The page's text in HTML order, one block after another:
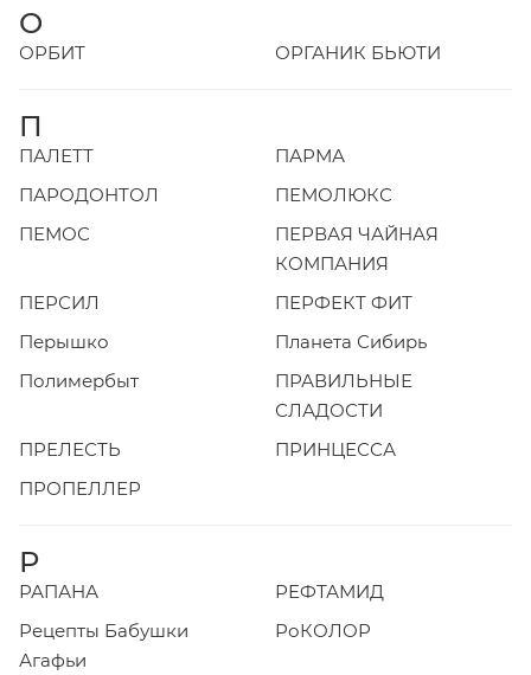
О
ОРБИТ ОРГАНИК БЬЮТИ
П
ПАЛЕТТ
ПАРМА
ПАРОДОНТОЛ
ПЕМОЛЮКС
ПЕМОС
ПЕРВАЯ ЧАЙНАЯ
КОМПАНИЯ
ПЕРСИЛ
ПЕРФЕКТ ФИТ
Перышко
Планета Сибирь
Полимербыт
ПРАВИЛЬНЫЕ
СЛАДОСТИ
ПРЕЛЕСТЬ
ПРИНЦЕССА
ПРОПЕЛЛЕР
Р
РАПАНА
РЕФТАМИД
Рецепты Бабушки
Агафьи
РоКОЛОР